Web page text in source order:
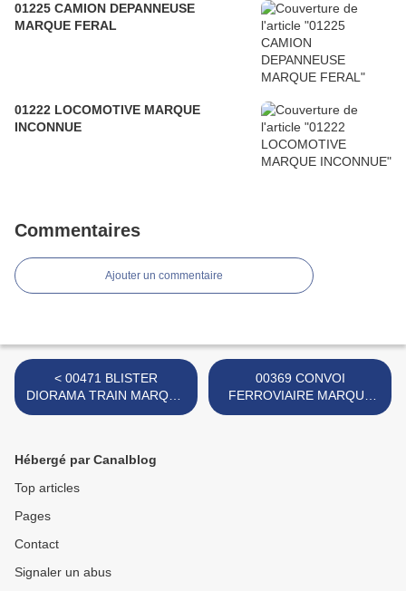
01225 CAMION DEPANNEUSE
MARQUE FERAL
01222 LOCOMOTIVE MARQUE
INCONNUE
Commentaires
Ajouter un commentaire
< 00471 BLISTER
DIORAMA TRAIN MARQUE
INCONNUE
00369 CONVOI
FERROVIAIRE MARQUE
TUDOR ROSE >
Hébergé par Canalblog
Top articles
Pages
Contact
Signaler un abus